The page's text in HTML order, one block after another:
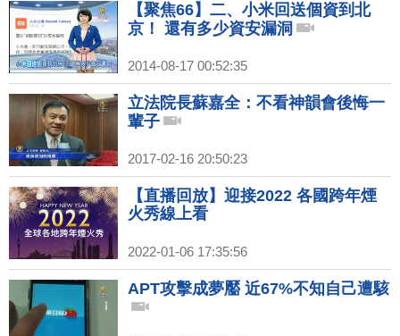
【聚焦66】二、小米回送個資到北
京！ 還有多少資安漏洞
2014-08-17 00:52:35
立法院長蘇嘉全：不看神韻會後悔一
輩子
2017-02-16 20:50:23
【直播回放】迎接2022 各國跨年煙
火秀線上看
2022-01-06 17:35:56
APT攻擊成夢靨 近67%不知自己遭駭